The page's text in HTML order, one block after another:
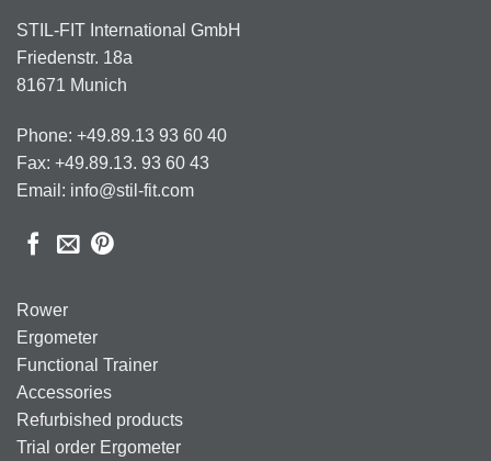
STIL-FIT International GmbH
Friedenstr. 18a
81671 Munich
Phone: +49.89.13 93 60 40
Fax: +49.89.13. 93 60 43
Email: info@stil-fit.com
Rower
Ergometer
Functional Trainer
Accessories
Refurbished products
Trial order Ergometer